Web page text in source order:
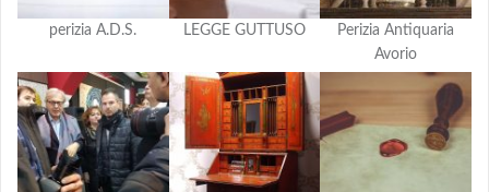
perizia A.D.S. LEGGE GUTTUSO
Perizia Antiquaria
Avorio